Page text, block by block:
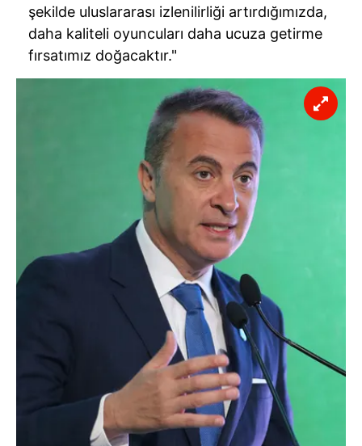
şekilde uluslararası izlenilirliği artırdığımızda,
daha kaliteli oyuncuları daha ucuza getirme
fırsatımız doğacaktır."